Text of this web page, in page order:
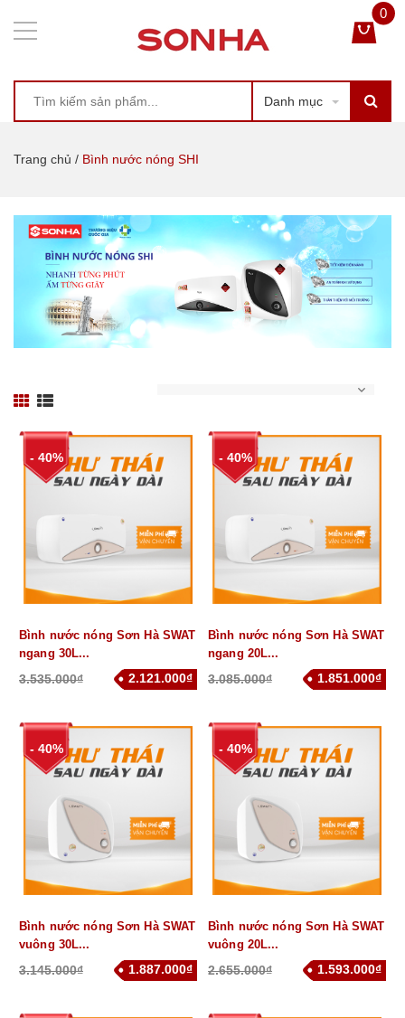
Danh mục
0
Trang chủ / Bình nước nóng SHI
- 40%
Bình nước nóng Sơn Hà SWAT
ngang 30L...
3.535.000₫ 2.121.000₫
- 40%
Bình nước nóng Sơn Hà SWAT
ngang 20L...
3.085.000₫ 1.851.000₫
- 40%
Bình nước nóng Sơn Hà SWAT
vuông 30L...
3.145.000₫ 1.887.000₫
- 40%
Bình nước nóng Sơn Hà SWAT
vuông 20L...
2.655.000₫ 1.593.000₫